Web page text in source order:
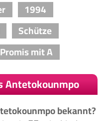
1994
Schütze
Promis mit A
Antetokounmpo
bekannt?